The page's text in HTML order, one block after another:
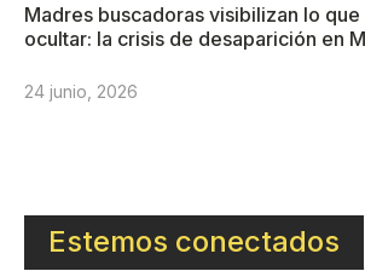
Madres buscadoras visibilizan lo
ocultar: la crisis de desaparición en
24 junio, 2026
Estemos conectados